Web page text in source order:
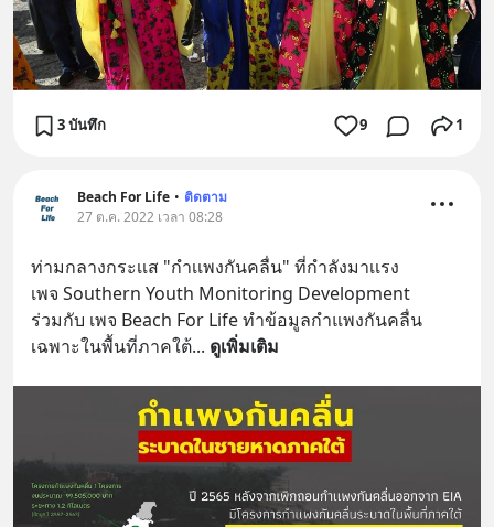
3 บันทึก 9 1
Beach For Life • ติดตาม
27 ต.ค. 2022 เวลา 08:28
ท่ามกลางกระเเส "กำเเพงกันคลื่น" ที่กำลังมาเเรง
เพจ Southern Youth Monitoring Development
ร่วมกับ เพจ Beach For Life ทำข้อมูลกำแพงกันคลื่น
เฉพาะในพื้นที่ภาคใต้... ดูเพิ่มเติม